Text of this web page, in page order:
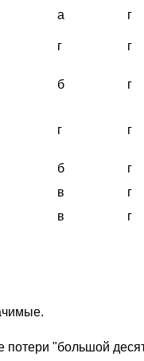
а
г
г
г
б г
г г
б
г
в
г
в
г
"большой